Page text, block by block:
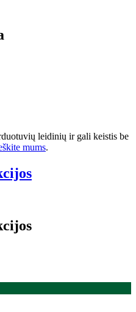
leidinių ir gali keistis be
mums.